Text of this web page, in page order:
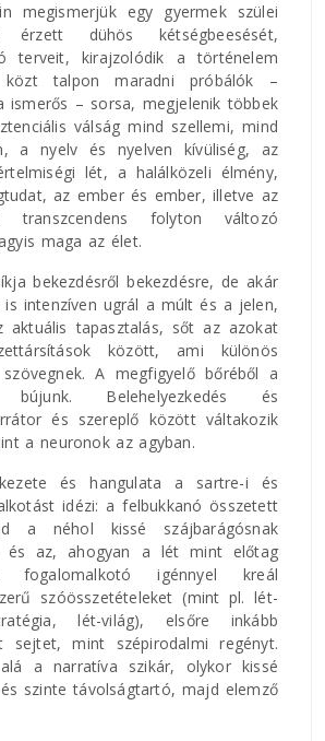
megismerjük egy gyermek szülei
dühös kétségbeesését,
terveit, kirajzolódik a történelem
közt talpon maradni próbálók –
ismerős – sorsa, megjelenik többek
válság mind szellemi, mind
a nyelv és nyelven kívüliség, az
lét, a halálközeli élmény,
az ember és ember, illetve az
folyton változó
maga az élet.
bekezdésről bekezdésre, de akár
intenzíven ugrál a múlt és a jelen,
aktuális tapasztalás, sőt az azokat
között, ami különös
A megfigyelő bőréből a
bújunk. Belehelyezkedés és
és szereplő között váltakozik
a neuronok az agyban.
és hangulata a sartre-i és
idézi: a felbukkanó összetett
a néhol kissé szájbarágósnak
és az, ahogyan a lét mint előtag
fogalomalkotó igénnyel kreál
szóösszetételeket (mint pl. lét-
lét-világ), elsőre inkább
sejtet, mint szépirodalmi regényt.
a narratíva szikár, olykor kissé
szinte távolságtartó, majd elemző